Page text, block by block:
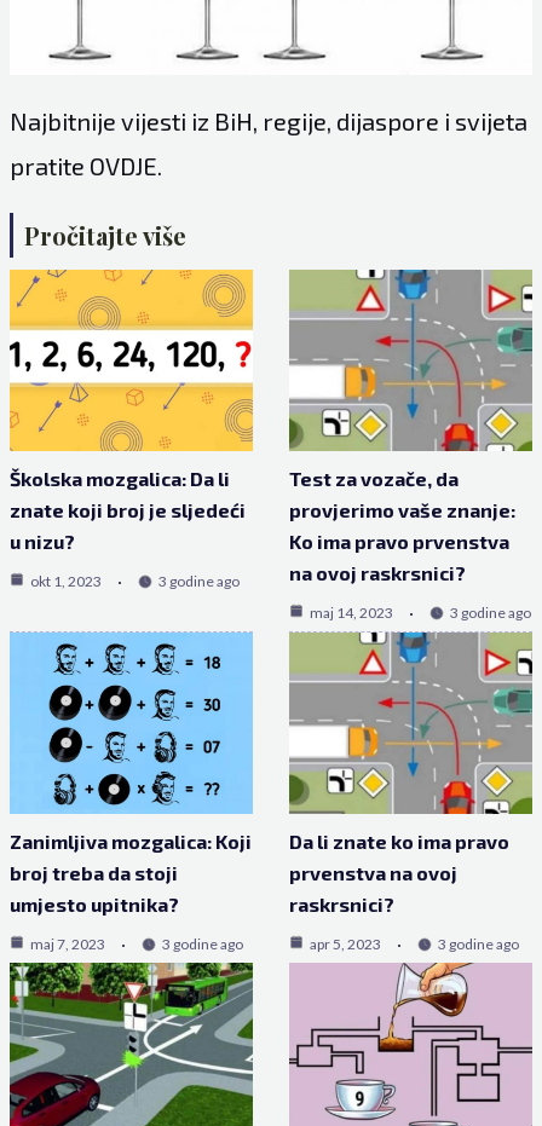
Najbitnije vijesti iz BiH, regije, dijaspore i svijeta
pratite OVDJE.
Pročitajte više
Školska mozgalica: Da li
znate koji broj je sljedeći
u nizu?
okt 1, 2023 3 godine ago
Test za vozače, da
provjerimo vaše znanje:
Ko ima pravo prvenstva
na ovoj raskrsnici?
maj 14, 2023 3 godine ago
Zanimljiva mozgalica: Koji
broj treba da stoji
umjesto upitnika?
maj 7, 2023 3 godine ago
Da li znate ko ima pravo
prvenstva na ovoj
raskrsnici?
apr 5, 2023 3 godine ago